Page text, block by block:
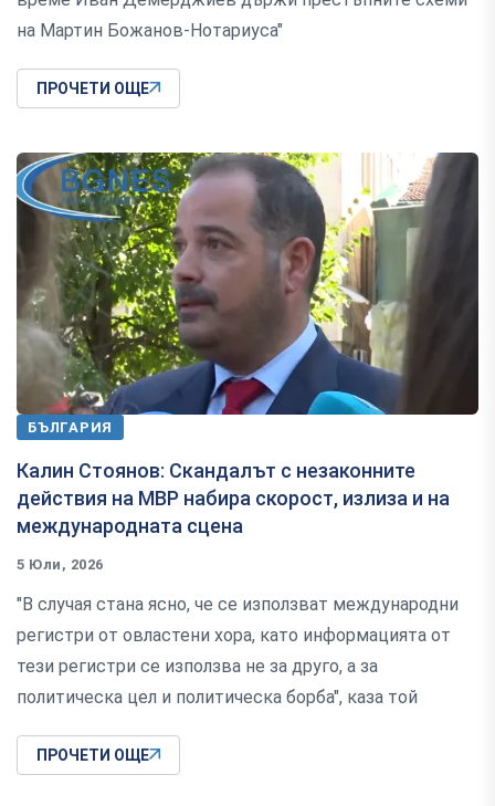
на Мартин Божанов-Нотариуса"
ПРОЧЕТИ ОЩЕ
БЪЛГАРИЯ
Калин Стоянов: Скандалът с незаконните
действия на МВР набира скорост, излиза и на
международната сцена
5 Юли, 2026
"В случая стана ясно, че се използват международни
регистри от овластени хора, като информацията от
тези регистри се използва не за друго, а за
политическа цел и политическа борба", каза той
ПРОЧЕТИ ОЩЕ